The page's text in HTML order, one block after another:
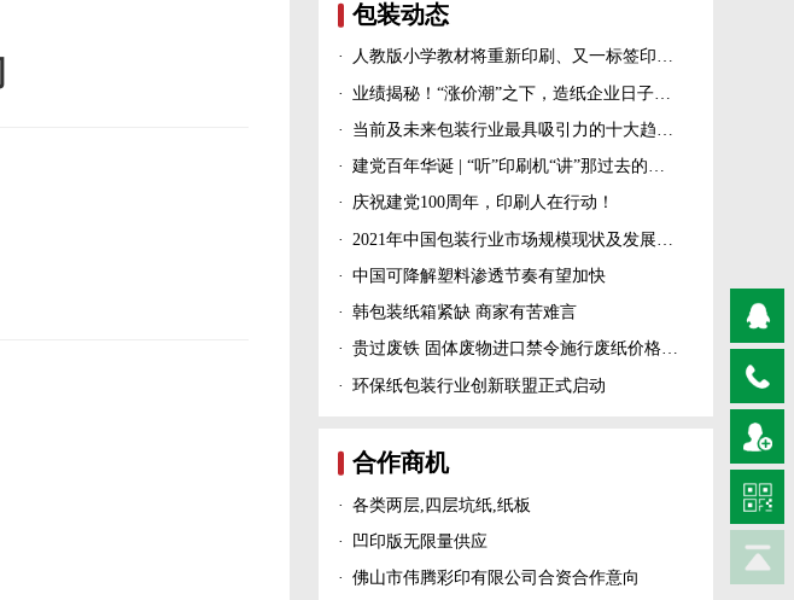
包装动态
· 人教版小学教材将重新印刷、又一标签印刷行业展会宣布延期、5家造纸及包装印刷富豪上榜新财富500富人榜......
·
·
· 建党百年华诞 | “听”印刷机“讲”那过去的峥嵘岁月！
· 庆祝建党100周年，印刷人在行动！
·
· 中国可降解塑料渗透节奏有望加快
· 韩包装纸箱紧缺 商家有苦难言
· 贵过废铁 固体废物进口禁令施行废纸价格上涨！
· 环保纸包装行业创新联盟正式启动
合作商机
· 各类两层,四层坑纸,纸板
· 凹印版无限量供应
· 佛山市伟腾彩印有限公司合资合作意向